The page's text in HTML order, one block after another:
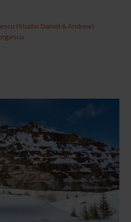
(Studio Daniel & Andrew)